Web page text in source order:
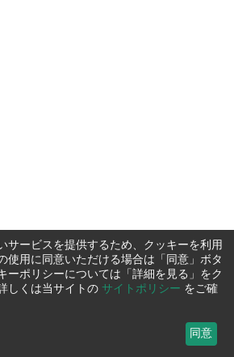
サービスを提供するため、クッキーを利用
使用に同意いただける場合は「同意」ボタ
ーポリシーについては「詳細を見る」をク
しくは当サイトの サイトポリシー をご確
同意